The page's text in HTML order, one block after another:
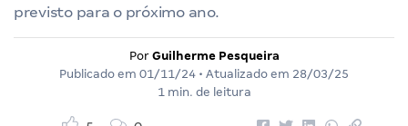
previsto para o próximo ano.
Por Guilherme Pesqueira
Publicado em 01/11/24 • Atualizado em 28/03/25
1 min. de leitura